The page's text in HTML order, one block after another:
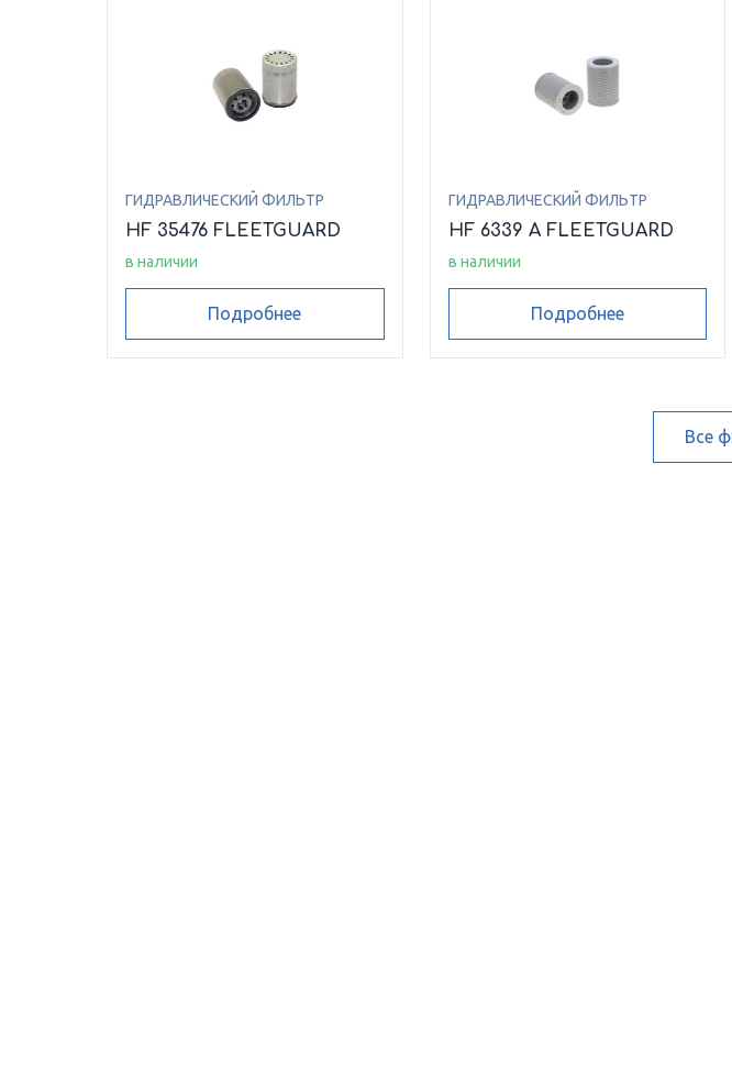
ГИДРАВЛИЧЕСКИЙ ФИЛЬТР
HF 35476 FLEETGUARD
в наличии
Подробнее
ГИДРАВЛИЧЕСКИЙ ФИЛЬТР
HF 6339 A FLEETGUARD
в наличии
Подробнее
Все